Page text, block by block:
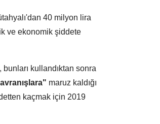
40 milyon lira
ve ekonomik şiddete
bunları kullandıktan sonra
maruz kaldığı
kaçmak için 2019